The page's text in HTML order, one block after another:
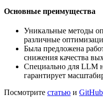
Основные преимущества
Уникальные методы
различные
Была предложена
снижения качества
Специально для LLM
гарантирует
Посмотрите статью и GitHub